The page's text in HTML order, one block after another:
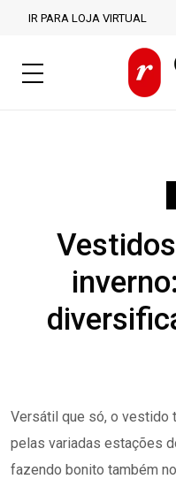
IR PARA LOJA VIRTUAL
Versátil que só, o vestido
pelas variadas estações
fazendo bonito também